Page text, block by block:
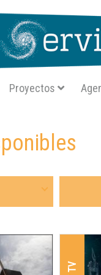
SA
Proyectos